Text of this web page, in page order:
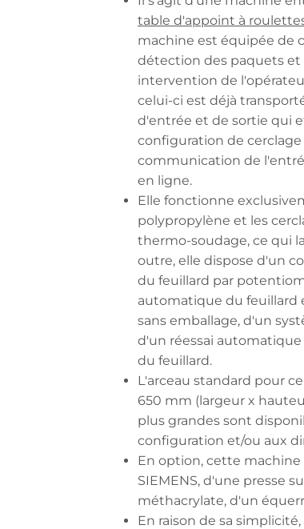
table d'appoint à
machine est équipée de
détection des paquets et
intervention de
celui-ci est déjà
d'entrée et de sortie qui
configuration de cerclage
communication de
en ligne.
Elle fonctionne
polypropylène et les
thermo-soudage, ce qui
outre, elle dispose d'un
du feuillard par
automatique du feuillard
sans emballage, d'un
d'un réessai
du feuillard.
L'arceau standard pour
650 mm (largeur x
plus grandes sont
configuration et/ou aux
En option, cette
SIEMENS, d'une presse
méthacrylate, d'un
En raison de sa